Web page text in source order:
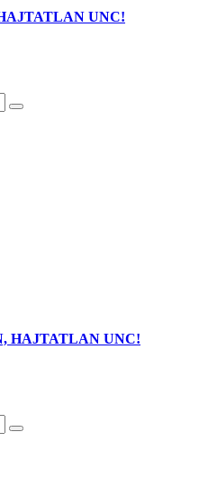
UNC!
HAJTATLAN UNC!